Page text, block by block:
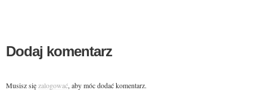
Dodaj komentarz
Musisz sięzalogować, aby móc dodać komentarz.